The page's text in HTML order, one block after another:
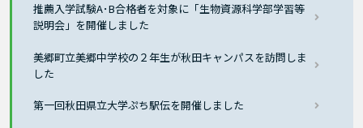
推薦入学試験A･B合格者を対象に「生物資源科学部学習等
説明会」を開催しました
美郷町立美郷中学校の２年生が秋田キャンパスを訪問しま
した
第一回秋田県立大学ぷち駅伝を開催しました